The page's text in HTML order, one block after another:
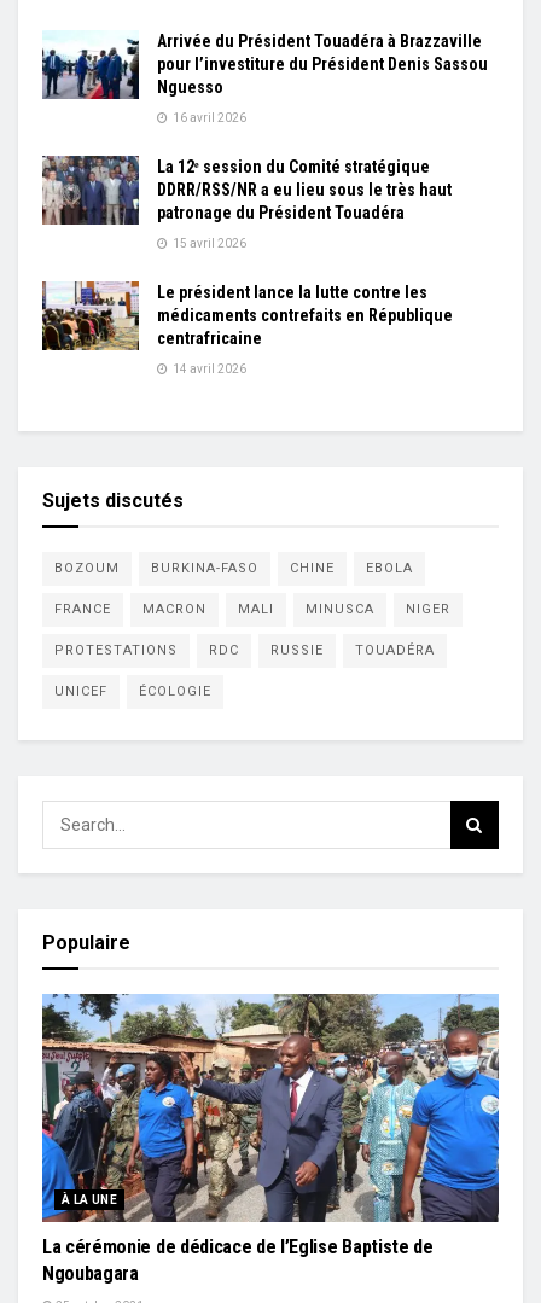
Arrivée du Président Touadéra à Brazzaville
pour l’investiture du Président Denis Sassou
Nguesso
16 avril 2026
La 12ᵉ session du Comité stratégique
DDRR/RSS/NR a eu lieu sous le très haut
patronage du Président Touadéra
15 avril 2026
Le président lance la lutte contre les
médicaments contrefaits en République
centrafricaine
14 avril 2026
Sujets discutés
BOZOUM BURKINA-FASO CHINE EBOLA
FRANCE MACRON MALI MINUSCA NIGER
PROTESTATIONS RDC RUSSIE TOUADÉRA
UNICEF ÉCOLOGIE
Populaire
À LA UNE
La cérémonie de dédicace de l’Eglise Baptiste de
Ngoubagara